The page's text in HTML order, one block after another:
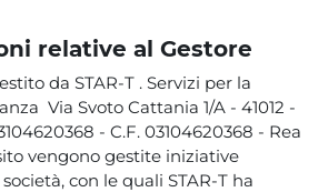
relative al Gestore
da STAR-T . Servizi per la
Via Svoto Cattania 1/A - 41012 -
- C.F. 03104620368 - Rea
vengono gestite iniziative
con le quali STAR-T ha